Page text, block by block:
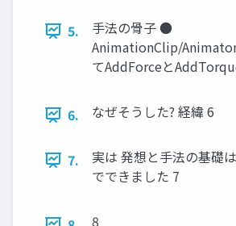
5.
手法の骨子 ●
AnimationClip/
てAddForceと
6. なぜそうした? 経緯 6
7.
実は 発想と手法の基礎
でできました 7
8